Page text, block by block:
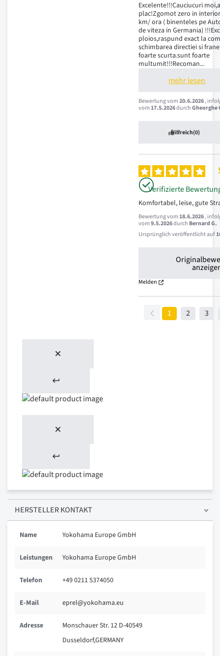
Excelente!!!Cauciucuri
plac!Zgomot zero in
km/ ora ( binenteles pe
de viteza in Germania)
ploios,raspund exact la
schimbarea directiei si
foarte scurta.sunt foarte
multumit!!!Recoman...
mehr lesen
Bewertung vom20.6.2026,
vom17.5.2026durchGheorghe
Hilfreich(0)
Verifizierte
Komfortabel, leise, gute
Bewertung vom18.6.2026,
vom9.5.2026durch Bernard G.
Ursprünglich veröffentlicht auf
Melden
1 2 3
HERSTELLER KONTAKT
Name Yokohama Europe GmbH
Leistungen Yokohama Europe GmbH
Telefon +49 0211 5374050
E-Mail eprel@yokohama.eu
Adresse
Monschauer Str. 12 D-40549
Dusseldorf,GERMANY